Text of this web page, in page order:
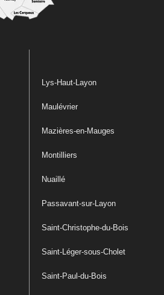
Lys-Haut-Layon
Maulévrier
Mazières-en-Mauges
Montilliers
Nuaillé
Passavant-sur-Layon
Saint-Christophe-du-Bois
Saint-Léger-sous-Cholet
Saint-Paul-du-Bois